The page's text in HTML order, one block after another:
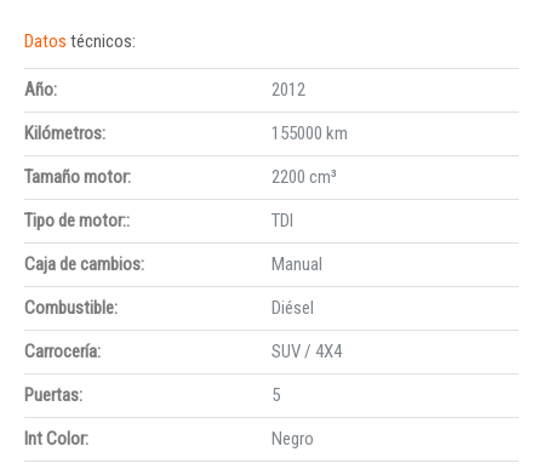
Datos técnicos:
Año:
2012
Kilómetros:
155000 km
Tamaño motor:
2200 cm³
Tipo de motor::
TDI
Caja de cambios:
Manual
Combustible:
Diésel
Carrocería:
SUV / 4X4
Puertas:
5
Int Color:
Negro